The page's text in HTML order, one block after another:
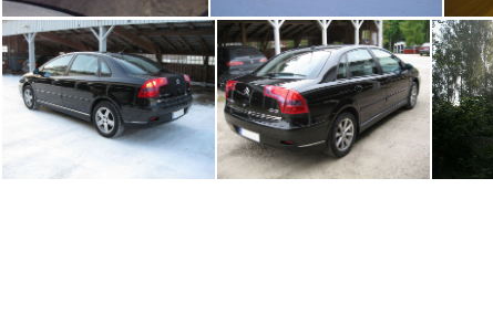
Defa Syote.jpg